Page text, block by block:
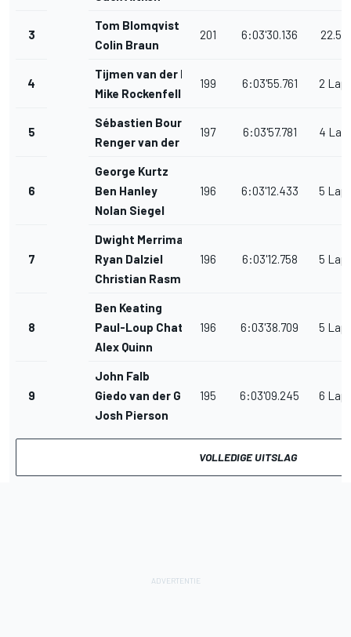
3
Tom Blomqvist
Colin Braun
201 6:03'30.136 22.541
4
Tijmen van der Helm
Mike Rockenfeller
199 6:03'55.761 2
5
Sébastien Bourdais
Renger van der Zande
197 6:03'57.781 4
6
George Kurtz
Ben Hanley
Nolan Siegel
196 6:03'12.433 5
7
Dwight Merriman
Ryan Dalziel
Christian Rasmussen
196 6:03'12.758 5
8
Ben Keating
Paul-Loup Chatin
Alex Quinn
196 6:03'38.709 5
9
John Falb
Giedo van der Garde
Josh Pierson
195 6:03'09.245 6
VOLLEDIGE UITSLAG